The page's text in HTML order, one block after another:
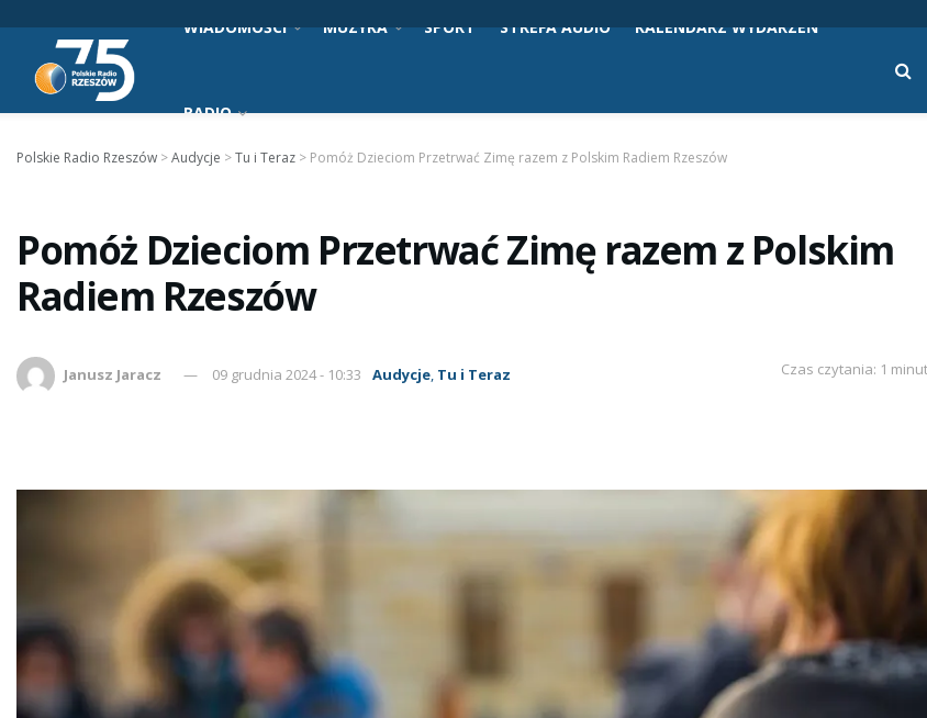
WIADOMOŚCI MUZYKA SPORT STREFA AUDIO KALENDARZ WYDARZEŃ
RADIO
Polskie Radio Rzeszów >Audycje >Tu i Teraz > Pomóż Dzieciom Przetrwać Zimę razem z Polskim Radiem Rzeszów
Pomóż Dzieciom Przetrwać Zimę razem z Polskim
Radiem Rzeszów
Janusz Jaracz 09 grudnia 2024 - 10:33 Audycje, Tu i Teraz Czas czytania: 1